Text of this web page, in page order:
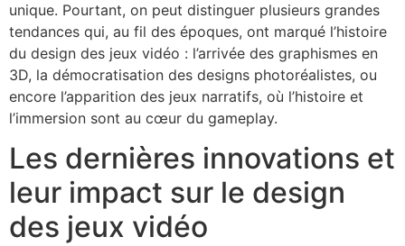
unique. Pourtant, on peut distinguer plusieurs grandes
tendances qui, au fil des époques, ont marqué l’histoire
du design des jeux vidéo : l’arrivée des graphismes en
3D, la démocratisation des designs photoréalistes, ou
encore l’apparition des jeux narratifs, où l’histoire et
l’immersion sont au cœur du gameplay.
Les dernières innovations et
leur impact sur le design
des jeux vidéo